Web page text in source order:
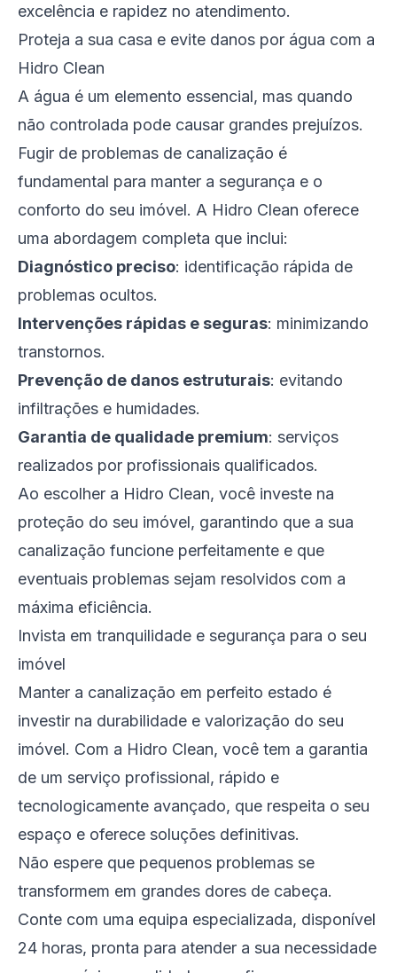
excelência e rapidez no atendimento.
Proteja a sua casa e evite danos por água com a
Hidro Clean
A água é um elemento essencial, mas quando
não controlada pode causar grandes prejuízos.
Fugir de problemas de canalização é
fundamental para manter a segurança e o
conforto do seu imóvel. A Hidro Clean oferece
uma abordagem completa que inclui:
Diagnóstico preciso: identificação rápida de
problemas ocultos.
Intervenções rápidas e seguras: minimizando
transtornos.
Prevenção de danos estruturais: evitando
infiltrações e humidades.
Garantia de qualidade premium: serviços
realizados por profissionais qualificados.
Ao escolher a Hidro Clean, você investe na
proteção do seu imóvel, garantindo que a sua
canalização funcione perfeitamente e que
eventuais problemas sejam resolvidos com a
máxima eficiência.
Invista em tranquilidade e segurança para o seu
imóvel
Manter a canalização em perfeito estado é
investir na durabilidade e valorização do seu
imóvel. Com a Hidro Clean, você tem a garantia
de um serviço profissional, rápido e
tecnologicamente avançado, que respeita o seu
espaço e oferece soluções definitivas.
Não espere que pequenos problemas se
transformem em grandes dores de cabeça.
Conte com uma equipa especializada, disponível
24 horas, pronta para atender a sua necessidade